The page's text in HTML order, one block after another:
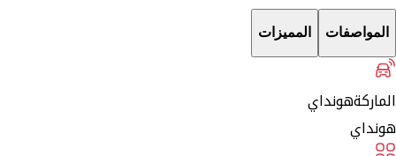
المواصفات المميزات
الماركةهونداي
هونداي